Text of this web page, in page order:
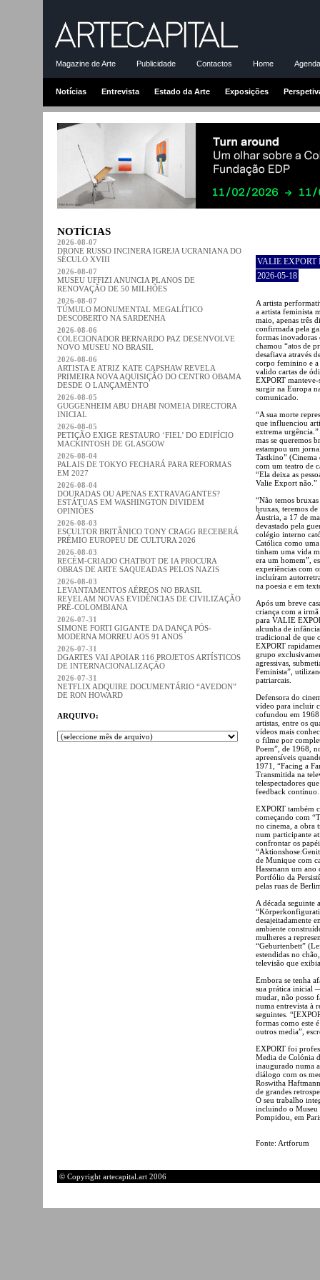
Magazine de Arte Publicidade Contactos Home
Notícias Entrevista Estado da Arte Exposições
NOTÍCIAS
2026-08-07
DRONE RUSSO INCINERA IGREJA UCRANIANA DO
SÉCULO XVIII
2026-08-07
MUSEU UFFIZI ANUNCIA PLANOS DE
RENOVAÇÃO DE 50 MILHÕES
2026-08-07
TÚMULO MONUMENTAL MEGALÍTICO
DESCOBERTO NA SARDENHA
2026-08-06
COLECIONADOR BERNARDO PAZ DESENVOLVE
NOVO MUSEU NO BRASIL
2026-08-06
ARTISTA E ATRIZ KATE CAPSHAW REVELA
PRIMEIRA NOVA AQUISIÇÃO DO CENTRO OBAMA
DESDE O LANÇAMENTO
2026-08-05
GUGGENHEIM ABU DHABI NOMEIA DIRECTORA
INICIAL
2026-08-05
PETIÇÃO EXIGE RESTAURO ‘FIEL’ DO EDIFÍCIO
MACKINTOSH DE GLASGOW
2026-08-04
PALAIS DE TOKYO FECHARÁ PARA REFORMAS
EM 2027
2026-08-04
DOURADAS OU APENAS EXTRAVAGANTES?
ESTÁTUAS EM WASHINGTON DIVIDEM
OPINIÕES
2026-08-03
ESCULTOR BRITÂNICO TONY CRAGG RECEBERÁ
PRÉMIO EUROPEU DE CULTURA 2026
2026-08-03
RECÉM-CRIADO CHATBOT DE IA PROCURA
OBRAS DE ARTE SAQUEADAS PELOS NAZIS
2026-08-03
LEVANTAMENTOS AÉREOS NO BRASIL
REVELAM NOVAS EVIDÊNCIAS DE CIVILIZAÇÃO
PRÉ-COLOMBIANA
2026-07-31
SIMONE FORTI GIGANTE DA DANÇA PÓS-
MODERNA MORREU AOS 91 ANOS
2026-07-31
DGARTES VAI APOIAR 116 PROJETOS ARTÍSTICOS
DE INTERNACIONALIZAÇÃO
2026-07-31
NETFLIX ADQUIRE DOCUMENTÁRIO “AVEDON”
DE RON HOWARD
ARQUIVO:
VALIE EXPORT
2026-05-18
A artista
a artista feminista
maio, apenas três
confirmada pela
formas inovadoras
chamou “atos de
desafiava através
corpo feminino e a
valido cartas de
EXPORT
surgir na Europa
comunicado.
“A sua morte
que influenciou
extrema
mas se queremos
estampou um
Tastkino” (Cinema
com um teatro de
“Ela deixa as
Valie Export não.”
“Não temos
bruxas, teremos
Áustria, a 17 de
devastado pela
colégio interno
Católica como
tinham uma vida
era um homem”,
experiências com
incluíram
na poesia e em
Após um breve
criança com a
para VALIE
alcunha de
tradicional de que
EXPORT
grupo
agressivas,
Feminista”,
patriarcais.
Defensora do
vídeo para incluir
cofundou em 1968
artistas, entre os
vídeos mais
o filme por
Poem”, de 1968,
apreensíveis
1971, “Facing a
Transmitida na
telespectadores
feedback contínuo.
EXPORT também
começando com
no cinema, a obra
num participante
confrontar os
de Munique com
Hassmann um
Portfólio da
pelas ruas de
A década seguinte
desajeitadamente
ambiente
mulheres a
“Geburtenbett”
estendidas no
televisão que
Embora se tenha
sua prática inicial
mudar, não posso
numa entrevista à
seguintes.
formas como este
outros media”,
EXPORT foi
Media de Colónia
inaugurado numa
diálogo com os
Roswitha
de grandes
O seu trabalho
incluindo o Museu
Pompidou, em
Fonte: Artforum
© Copyright artecapital.art 2006